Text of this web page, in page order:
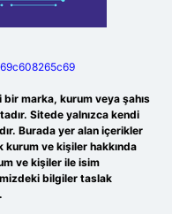
marka, kurum veya şahıs
Sitede yalnızca kendi
Burada yer alan içerikler
ve kişiler hakkında
ve kişiler ile isim
bilgiler taslak